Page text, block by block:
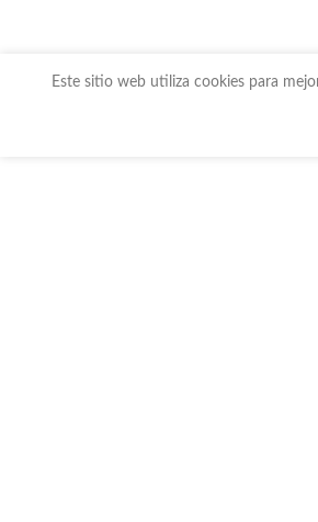
Este sitio web utiliza cookies para